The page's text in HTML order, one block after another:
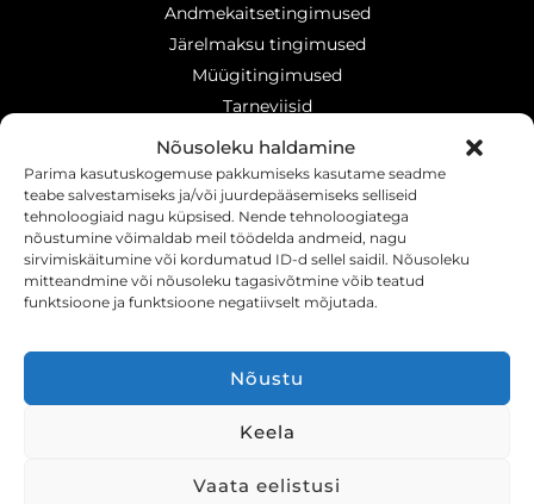
Nõusoleku haldamine
Parima kasutuskogemuse pakkumiseks kasutame seadme
teabe salvestamiseks ja/või juurdepääsemiseks selliseid
tehnoloogiaid nagu küpsised. Nende tehnoloogiatega
nõustumine võimaldab meil töödelda andmeid, nagu
sirvimiskäitumine või kordumatud ID-d sellel saidil. Nõusoleku
mitteandmine või nõusoleku tagasivõtmine võib teatud
funktsioone ja funktsioone negatiivselt mõjutada.
Nõustu
Keela
Vaata eelistusi
Andmekaitsetingimused
Järelmaksu tingimused
Müügitingimused
Tarneviisid
Makseviisid
Tagastamisõigus
Registrikood: 16630766
KMRK : EE102565809